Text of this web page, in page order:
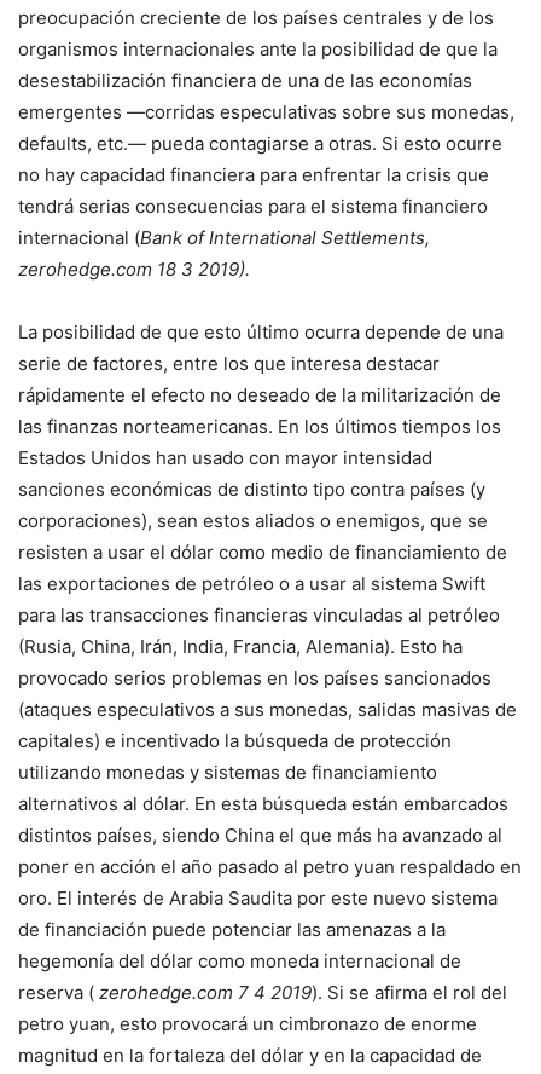
preocupación creciente de los países centrales y de los
organismos internacionales ante la posibilidad de que la
desestabilización financiera de una de las economías
emergentes —corridas especulativas sobre sus monedas,
defaults, etc.— pueda contagiarse a otras. Si esto ocurre
no hay capacidad financiera para enfrentar la crisis que
tendrá serias consecuencias para el sistema financiero
internacional (Bank of International Settlements,
zerohedge.com 18 3 2019).
La posibilidad de que esto último ocurra depende de una
serie de factores, entre los que interesa destacar
rápidamente el efecto no deseado de la militarización de
las finanzas norteamericanas. En los últimos tiempos los
Estados Unidos han usado con mayor intensidad
sanciones económicas de distinto tipo contra países (y
corporaciones), sean estos aliados o enemigos, que se
resisten a usar el dólar como medio de financiamiento de
las exportaciones de petróleo o a usar al sistema Swift
para las transacciones financieras vinculadas al petróleo
(Rusia, China, Irán, India, Francia, Alemania). Esto ha
provocado serios problemas en los países sancionados
(ataques especulativos a sus monedas, salidas masivas de
capitales) e incentivado la búsqueda de protección
utilizando monedas y sistemas de financiamiento
alternativos al dólar. En esta búsqueda están embarcados
distintos países, siendo China el que más ha avanzado al
poner en acción el año pasado al petro yuan respaldado en
oro. El interés de Arabia Saudita por este nuevo sistema
de financiación puede potenciar las amenazas a la
hegemonía del dólar como moneda internacional de
reserva ( zerohedge.com 7 4 2019). Si se afirma el rol del
petro yuan, esto provocará un cimbronazo de enorme
magnitud en la fortaleza del dólar y en la capacidad de